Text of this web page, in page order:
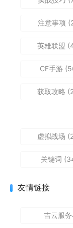
注意事项
英雄联盟
CF手游
获取攻略
虚拟战场
关键词
友情链接
吉云服务